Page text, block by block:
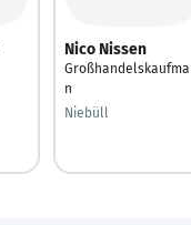
Nico Nissen
n
Niebüll